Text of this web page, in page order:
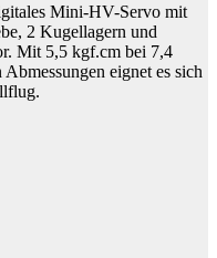
Mini-HV-Servo mit
2 Kugellagern und
Mit 5,5 kgf.cm bei 7,4
eignet es sich